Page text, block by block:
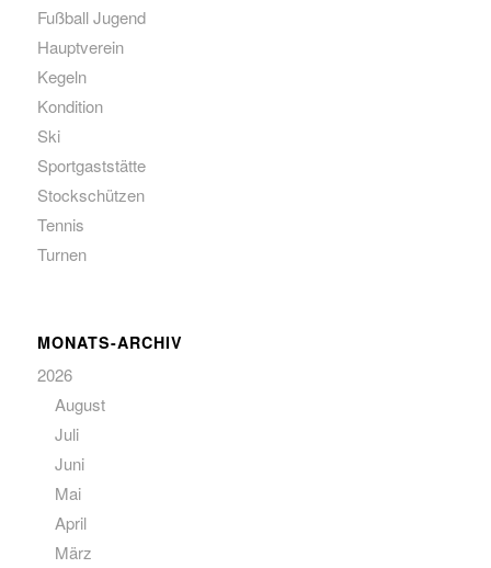
Fußball Jugend
Hauptverein
Kegeln
Kondition
Ski
Sportgaststätte
Stockschützen
Tennis
Turnen
MONATS-ARCHIV
2026
August
Juli
Juni
Mai
April
März